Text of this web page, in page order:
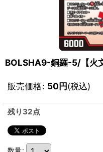
BOLSHA9-銅羅-5/【火
販売価格: 50円(税込)
残り32点
数量: